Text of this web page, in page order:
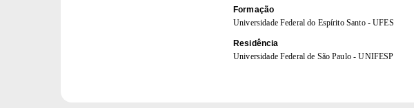
Formação
Universidade Federal do Espírito Santo - UFES
Residência
Universidade Federal de São Paulo - UNIFESP